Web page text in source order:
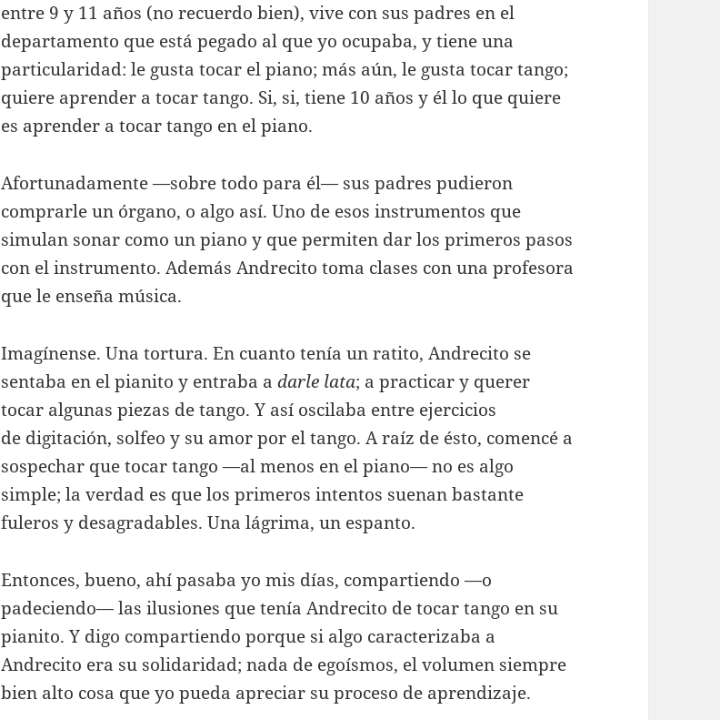
entre 9 y 11 años (no recuerdo bien), vive con sus padres en el
departamento que está pegado al que yo ocupaba, y tiene una
particularidad: le gusta tocar el piano; más aún, le gusta tocar tango;
quiere aprender a tocar tango. Si, si, tiene 10 años y él lo que quiere
es aprender a tocar tango en el piano.
Afortunadamente —sobre todo para él— sus padres pudieron
comprarle un órgano, o algo así. Uno de esos instrumentos que
simulan sonar como un piano y que permiten dar los primeros pasos
con el instrumento. Además Andrecito toma clases con una profesora
que le enseña música.
Imagínense. Una tortura. En cuanto tenía un ratito, Andrecito se
sentaba en el pianito y entraba adarle lata; a practicar y querer
tocar algunas piezas de tango. Y así oscilaba entre ejercicios
de digitación, solfeo y su amor por el tango. A raíz de ésto, comencé a
sospechar que tocar tango —al menos en el piano— no es algo
simple; la verdad es que los primeros intentos suenan bastante
fuleros y desagradables. Una lágrima, un espanto.
Entonces, bueno, ahí pasaba yo mis días, compartiendo —o
padeciendo— las ilusiones que tenía Andrecito de tocar tango en su
pianito. Y digo compartiendo porque si algo caracterizaba a
Andrecito era su solidaridad; nada de egoísmos, el volumen siempre
bien alto cosa que yo pueda apreciar su proceso de aprendizaje.